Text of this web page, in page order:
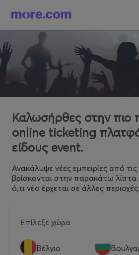
Καλωσήρθες στην πιο
online ticketing
είδους event.
Ανακάλυψε νέες εμπειρίες από
βρίσκονται στην παρακάτω λίστα
ό,τι νέο έρχεται σε άλλες περιοχές.
Επίλεξε χώρα
Βέλγιο